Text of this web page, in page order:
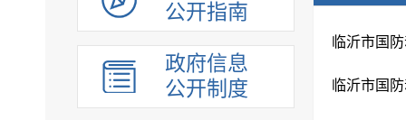
公开指南
政府信息
公开制度
临沂市国
临沂市国